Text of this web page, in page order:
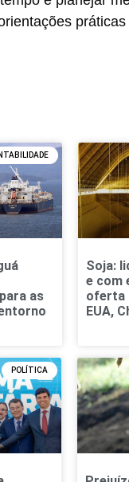
as
Soja:
e com
oferta
EUA,
POLÍTICA